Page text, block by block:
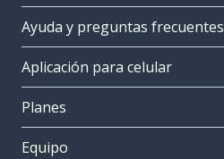
Ayuda y preguntas frecuentes
Aplicación para celular
Planes
Equipo